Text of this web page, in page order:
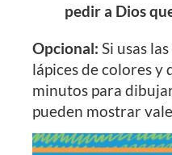
pedir a Dios
Opcional: Si usas
lápices de colores y
minutos para
pueden mostrar